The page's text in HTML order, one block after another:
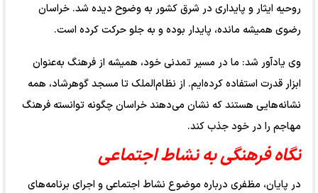
روحیه ایثار و پایداری در شرق کشور به وضوح دیده شد. خراسان
رضوی همیشه مانده، پایدار بوده و به جلو حرکت کرده است.
وی یادآور شد: ما در مسیر تمدنی خود، همیشه از فرهنگ به‌عنوان
ابزار قدرت استفاده کرده‌ایم. از نظام‌الملک تا مسجد گوهرشاد، همه
نشانه‌هایی هستند که نشان می‌دهند خراسان چگونه توانسته فرهنگ
مهاجم را در خود جذب کند.
نگاه فرهنگی به نشاط اجتماعی
در پایان، مظفری درباره موضوع نشاط اجتماعی و اجرای برنامه‌های